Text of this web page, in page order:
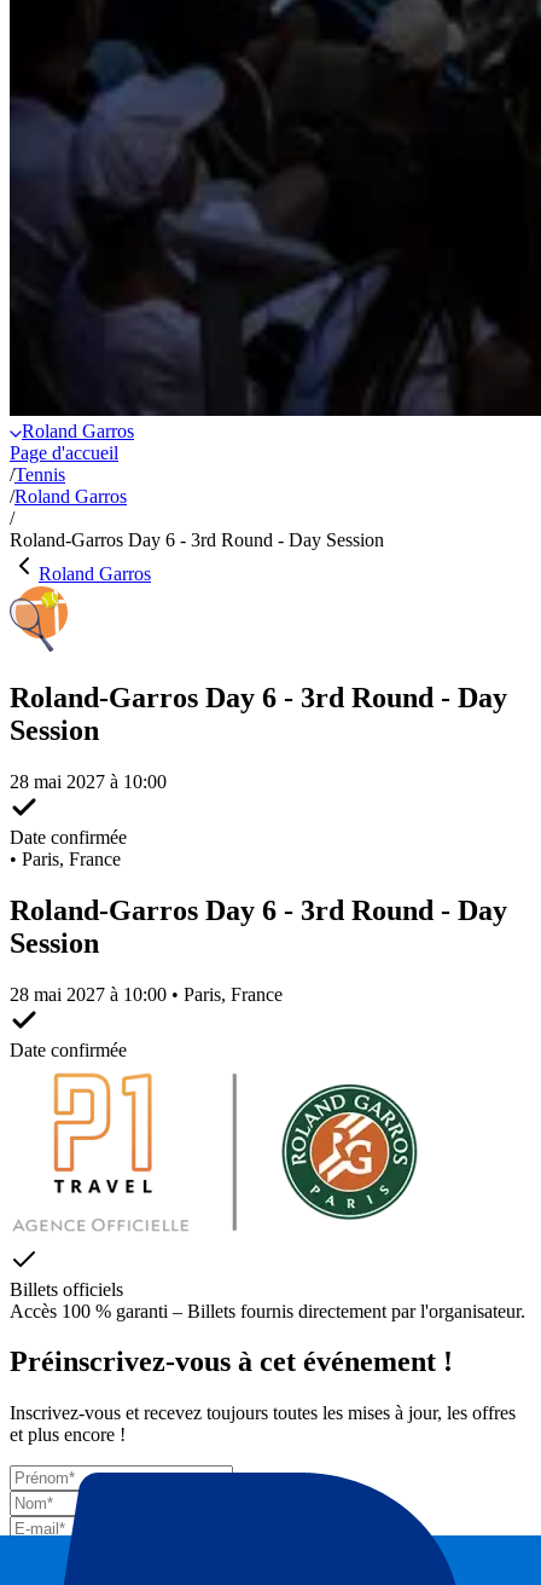
Roland Garros
Page d'accueil
/Tennis
/Roland Garros
/
Roland-Garros Day 6 - 3rd Round - Day Session
Roland Garros
Roland-Garros Day 6 - 3rd Round - Day
Session
28 mai 2027 à 10:00
Date confirmée
• Paris, France
Roland-Garros Day 6 - 3rd Round - Day
Session
28 mai 2027 à 10:00 • Paris, France
Date confirmée
Billets officiels
Accès 100 % garanti – Billets fournis directement par l'organisateur.
Préinscrivez-vous à cet événement !
Inscrivez-vous et recevez toujours toutes les mises à jour, les offres
et plus encore !
Envoyer